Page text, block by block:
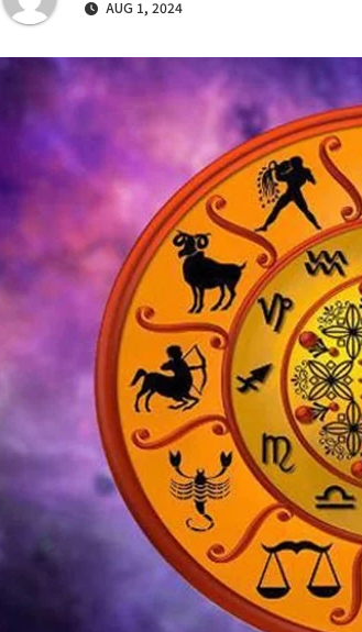
AUG 1, 2024